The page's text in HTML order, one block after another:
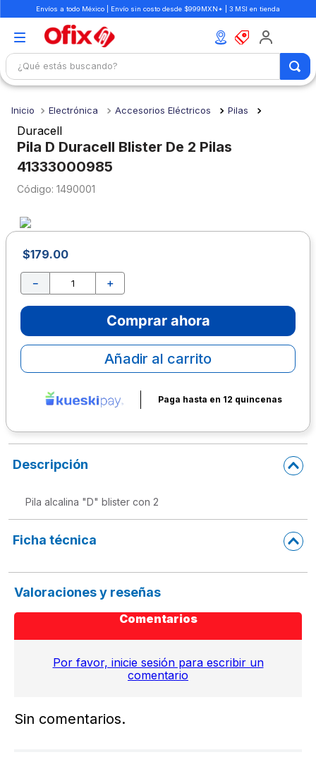
Envíos a todo México | Envío sin costo desde $999MXN* | 3 MSI en tienda
¿Qué estás buscando?
Electrónica Accesorios Eléctricos Pilas
Duracell
Pila D Duracell Blister De 2 Pilas
41333000985
: 1490001
$179.00
＋
－
Comprar ahora
Añadir al carrito
Paga hasta en 12 quincenas
Descripción
Pila alcalina "D" blister con 2
Ficha técnica
Valoraciones y reseñas
Comentarios
Por favor, inicie sesión para escribir un
comentario
Sin comentarios.
1.
mochilas
2.
libretas
3.
cuaderno
4.
cuadernos
5.
.
9
10. lapiz